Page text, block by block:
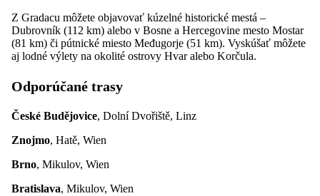
Z Gradacu môžete objavovať kúzelné historické mestá –
Dubrovník (112 km) alebo v Bosne a Hercegovine mesto Mostar
(81 km) či pútnické miesto Međugorje (51 km). Vyskúšať môžete
aj lodné výlety na okolité ostrovy Hvar alebo Korčula.
Odporúčané trasy
České Budějovice, Dolní Dvořiště, Linz
Znojmo, Hatě, Wien
Brno, Mikulov, Wien
Bratislava, Mikulov, Wien